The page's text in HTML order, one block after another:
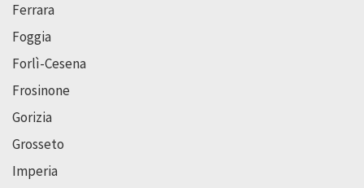
Ferrara
Foggia
Forlì-Cesena
Frosinone
Gorizia
Grosseto
Imperia